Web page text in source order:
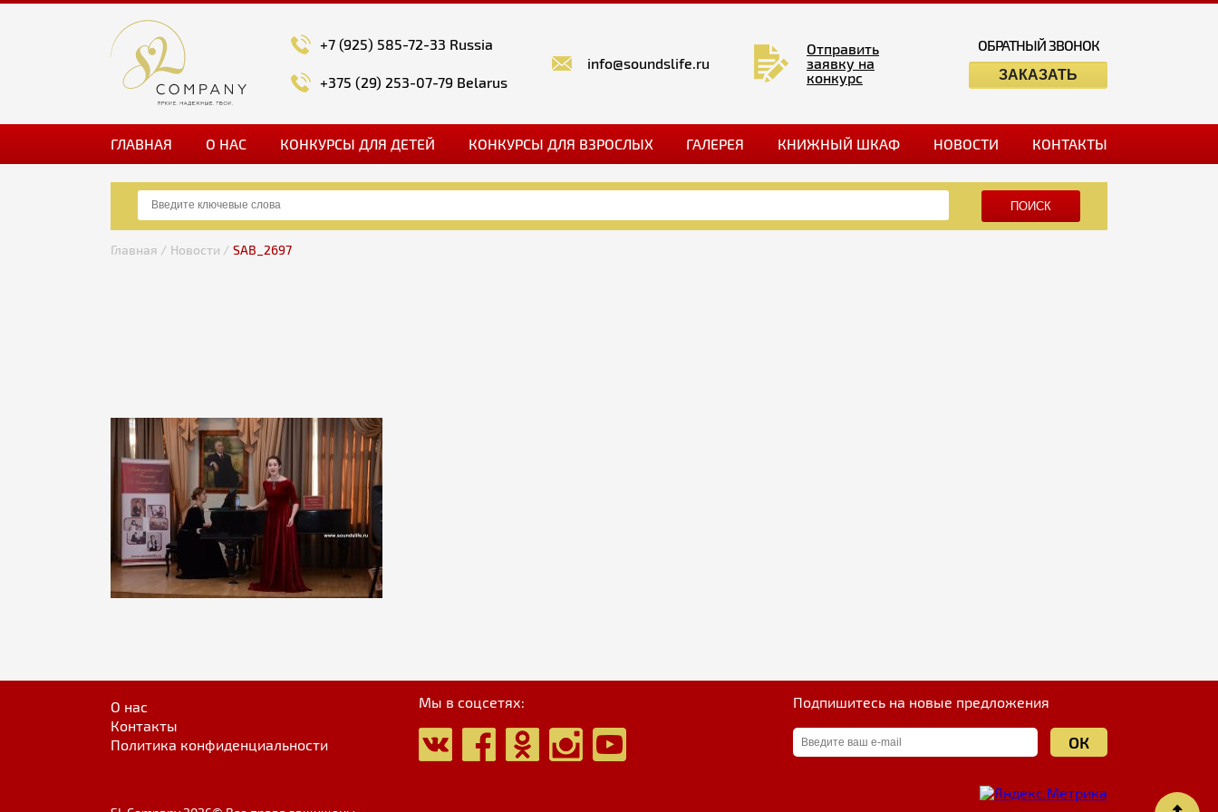
+7 (925) 585-72-33 Russia
+375 (29) 253-07-79 Belarus
info@soundslife.ru
Отправить
заявку на
конкурс
ОБРАТНЫЙ ЗВОНОК
ЗАКАЗАТЬ
ГЛАВНАЯ О НАС КОНКУРСЫ ДЛЯ ДЕТЕЙ КОНКУРСЫ ДЛЯ ВЗРОСЛЫХ ГАЛЕРЕЯ КНИЖНЫЙ ШКАФ НОВОСТИ КОНТАКТЫ
ПОИСК
Главная / Новости / SAB_2697
О нас
Контакты
Политика конфиденциальности
Мы в соцсетях: Подпишитесь на новые предложения